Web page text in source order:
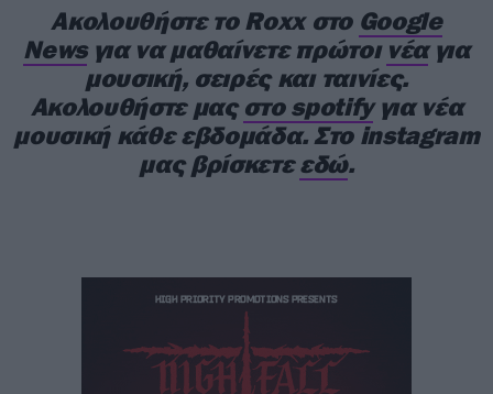
μας, αφού φέτος η μπάντα του Gaz Coombes
γιορτάζει τα τριάντα χρόνια από την
κυκλοφορία του θρυλικού πρώτου τους δίσκου,
“I Should Coco”.
Τη βραδιά θα ανοίξουν, οι ανερχόμενοι The
Αναλυτικά το πρόγραμμα:
Doors open 18:30
Ακολουθήστε το Roxx στο Google
Newsγια να μαθαίνετε πρώτοι νέαγια
μουσική, σειρές και ταινίες.
Ακολουθήστε μαςστο spotifyγια νέα
μουσική κάθε εβδομάδα. Στο instagram
μας βρίσκετεεδώ.